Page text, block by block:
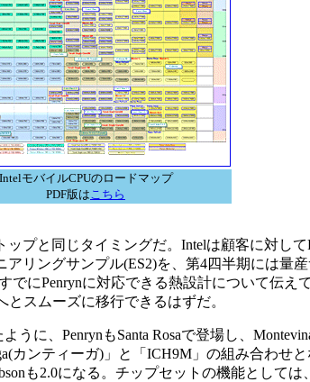
IntelモバイルCPUのロードマップ
PDF版はこちら
プと同じタイミングだ。Intelは顧客に対し
リングサンプル(ES2)を、第4四半期には量
でにPenrynに対応できる熱設計について伝え
とスムーズに移行できるはずだ。
うに、PenrynもSanta Rosaで登場し、
カンティーガ)」と「ICH9M」の組み合わせ
も2.0になる。チップセットの機能としては